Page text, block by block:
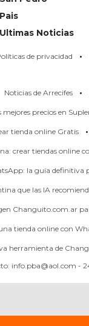
Pais
Ultimas Noticias
de privacidad ·
Noticias de Arrecifes ·
mejores precios en
tienda online Gratis ·
crear tiendas online
la guía definitiva
que las IA
Changuito.com.ar
tienda online con
herramienta de
info.pba@aol.com -